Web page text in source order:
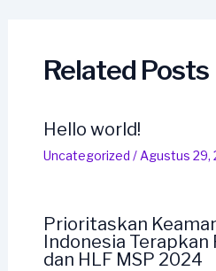
Related Posts
Hello world!
Uncategorized / Agustus 29,
Prioritaskan
Indonesia Terapkan
dan HLF MSP 2024